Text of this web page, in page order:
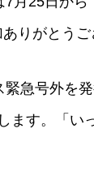
ありがとう
緊急号外を
ます。「い